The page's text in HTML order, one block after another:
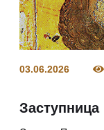
03.06.2026
Заступница